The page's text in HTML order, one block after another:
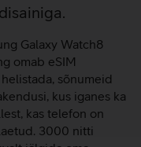
Galaxy Watch8
omab eSIM
sõnumeid
kus iganes ka
kas telefon on
3000 nitti